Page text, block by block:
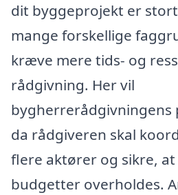
dit byggeprojekt er
mange forskellige
kræve mere tids- og
rådgivning. Her vil
bygherrerådgivningens
da rådgiveren skal
flere aktører og sikre,
budgetter overholdes.